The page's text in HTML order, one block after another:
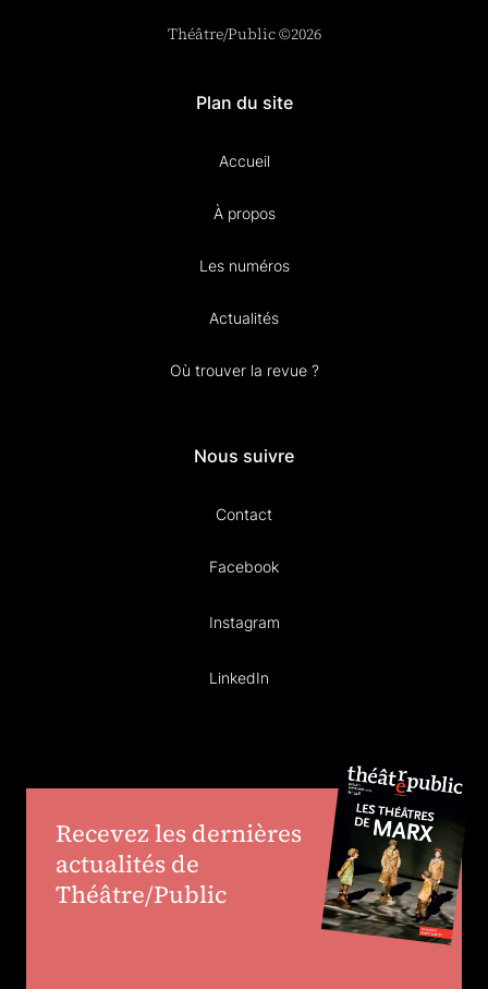
Théâtre/Public ©2026
Plan du site
Accueil
À propos
Les numéros
Actualités
Où trouver la revue ?
Nous suivre
Contact
Facebook
Instagram
LinkedIn
Recevez les dernières
actualités de
Théâtre/Public